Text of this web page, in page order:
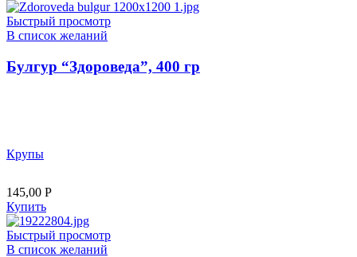
Быстрый просмотр
В список желаний
Булгур “Здороведа”, 400 гр
Крупы
145,00 Р
Купить
Быстрый просмотр
В список желаний